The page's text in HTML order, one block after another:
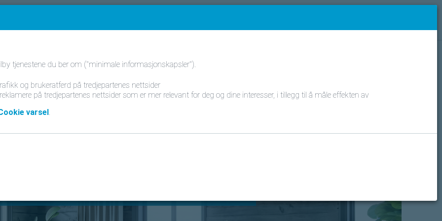
med et klikk!
tjenestene du ber om ("minimale informasjonskapsler").
og brukeratferd på tredjepartenes nettsider
på tredjepartenes nettsider som er mer relevant for deg og dine interesser, i tillegg til å måle effekten av
varsel.